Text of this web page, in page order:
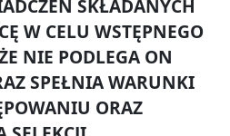
SKŁADANYCH
W CELU WSTĘPNEGO
NIE PODLEGA ON
SPEŁNIA WARUNKI
ORAZ